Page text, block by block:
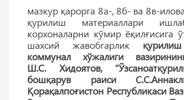
мазкур қарорга 8а-, 8б- ва 8в-
қурилиш материаллари
корхоналарни кўмир ёқилғисига
шахсий жавобгарлик
коммунал хўжалиги
Ш.С. Хидоятов,
бошқарув раиси
Қорақалпоғистон Республикаси